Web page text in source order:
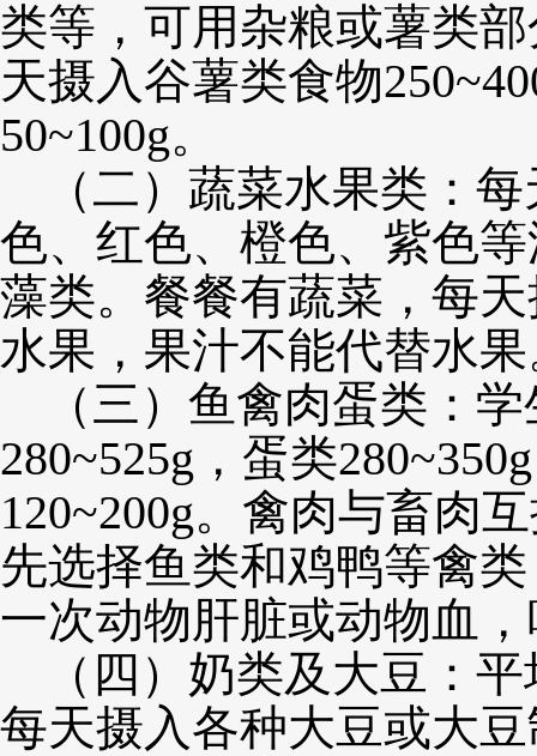
类等，可用杂粮或薯类
天摄入谷薯类食物
50~100g。
（二）蔬菜水果类：
色、红色、橙色、紫色
藻类。餐餐有蔬菜，每天
水果，果汁不能代替水
（三）鱼禽肉蛋类：
280~525g，蛋类
120~200g。禽肉与畜肉
先选择鱼类和鸡鸭等禽
一次动物肝脏或动物血
（四）奶类及大豆：
每天摄入各种大豆或大